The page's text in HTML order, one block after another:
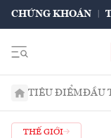
CHỨNG KHOÁN
TIÊU ĐIỂMĐẦU
THẾ GIỚI